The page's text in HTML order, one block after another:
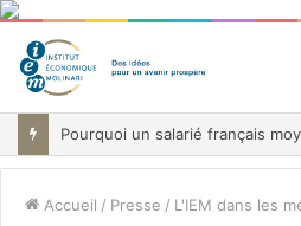
Accueil / Presse / L'IEM dans les